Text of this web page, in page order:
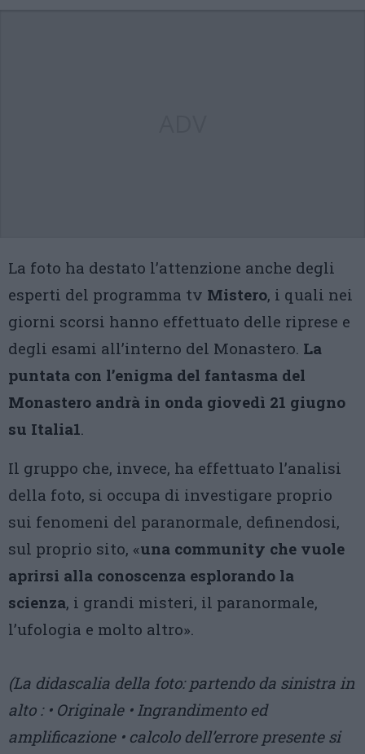
La foto ha destato l’attenzione anche degli
esperti del programma tv Mistero, i quali nei
giorni scorsi hanno effettuato delle riprese e
degli esami all’interno del Monastero. La
puntata con l’enigma del fantasma del
Monastero andrà in onda giovedì 21 giugno
su Italia1.
Il gruppo che, invece, ha effettuato l’analisi
della foto, si occupa di investigare proprio
sui fenomeni del paranormale, definendosi,
sul proprio sito, «una community che vuole
aprirsi alla conoscenza esplorando la
scienza, i grandi misteri, il paranormale,
l’ufologia e molto altro».
(La didascalia della foto: partendo da sinistra in
alto : • Originale • Ingrandimento ed
amplificazione • calcolo dell’errore presente si